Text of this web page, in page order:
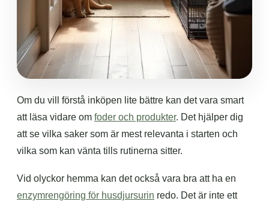
Om du vill förstå inköpen lite bättre kan det vara smart
att läsa vidare om foder och produkter. Det hjälper dig
att se vilka saker som är mest relevanta i starten och
vilka som kan vänta tills rutinerna sitter.
Vid olyckor hemma kan det också vara bra att ha en
enzymrengöring för husdjursurin redo. Det är inte ett